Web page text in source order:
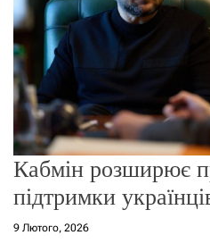
Кабмін розширює
підтримки
9 Лютого, 2026